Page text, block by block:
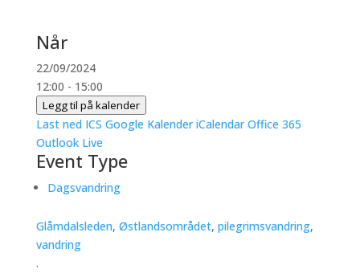
Når
22/09/2024
12:00 - 15:00
Legg til på kalender
Last ned ICS Google Kalender iCalendar Office 365
Outlook Live
Event Type
Dagsvandring
Glåmdalsleden, Østlandsområdet, pilegrimsvandring,
vandring
.